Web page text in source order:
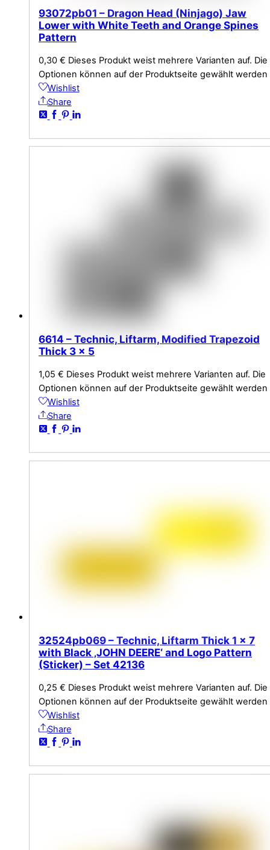
93072pb01 – Dragon Head (Ninjago) Jaw
Lower with White Teeth and Orange Spines
Pattern
0,30 € Dieses Produkt weist mehrere Varianten auf. Die
Optionen können auf der Produktseite gewählt werden
Wishlist
Share
6614 – Technic, Liftarm, Modified Trapezoid
Thick 3 x 5
1,05 € Dieses Produkt weist mehrere Varianten auf. Die
Optionen können auf der Produktseite gewählt werden
Wishlist
Share
32524pb069 – Technic, Liftarm Thick 1 x 7
with Black ‚JOHN DEERE‘ and Logo Pattern
(Sticker) – Set 42136
0,25 € Dieses Produkt weist mehrere Varianten auf. Die
Optionen können auf der Produktseite gewählt werden
Wishlist
Share